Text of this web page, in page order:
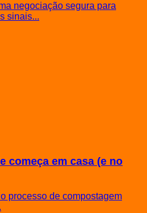
negociação segura para
sinais...
começa em casa (e no
processo de compostagem